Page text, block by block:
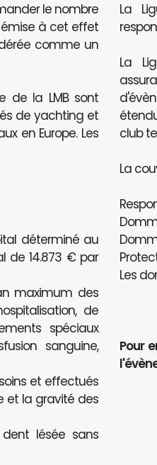
le nombre
émise à cet effet
comme un
de la LMB sont
de yachting et
en Europe. Les
déterminé au
de 14.873 € par
maximum des
de
spéciaux
sanguine,
et effectués
et la gravité des
lésée sans
La
La
club
La
Les
Pour